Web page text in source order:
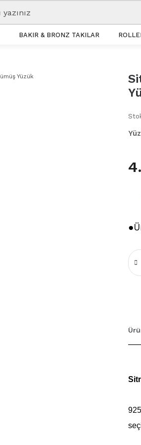
BAKIR & BRONZ TAKILAR